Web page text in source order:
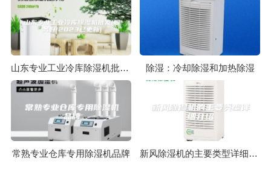
山东专业工业冷库除湿机批发(服务好!2023已更新) 除湿：冷却除湿和加热除湿
常熟专业仓库专用除湿机品牌 新风除湿机的主要类型详细介绍